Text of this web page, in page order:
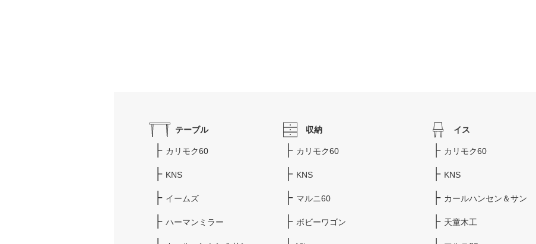
テーブル
カリモク60
KNS
イームズ
ハーマンミラー
収納
カリモク60
KNS
マルニ60
ボビーワゴン
イス
カリモク60
KNS
カールハンセン＆サン
天童木工